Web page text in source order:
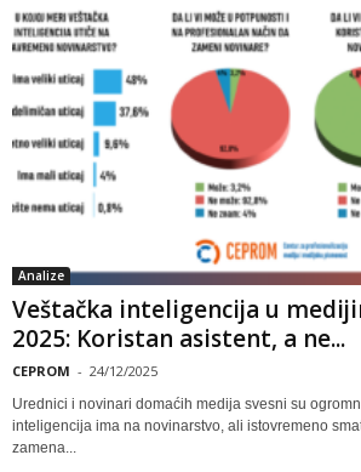
Analize
Veštačka inteligencija u
2025: Koristan asistent, a ne...
CEPROM - 24/12/2025
Urednici i novinari domaćih medija svesni su
inteligencija ima na novinarstvo, ali istovremeno
zamena...